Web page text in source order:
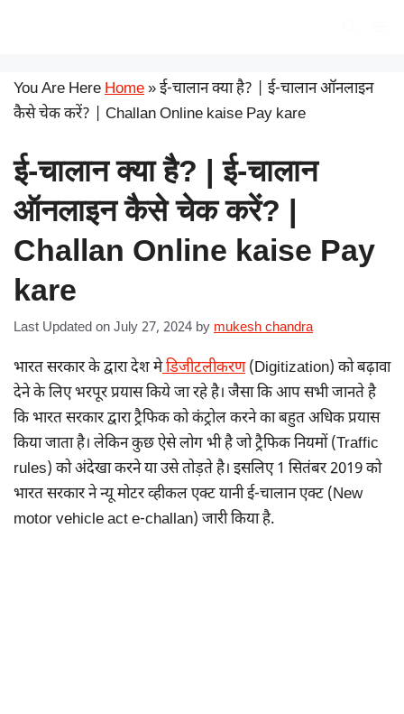
You Are HereHome»ई-चालान क्या है? | ई-चालान ऑनलाइन
कैसे चेक करें? | Challan Online kaise Pay kare
ई-चालान क्या है? | ई-चालान
ऑनलाइन कैसे चेक करें? |
Challan Online kaise Pay
kare
Last Updated on July 27, 2024 by mukesh chandra
भारत सरकार के द्वारा देश मेडिजीटलीकरण(Digitization) को बढ़ावा
देने के लिए भरपूर प्रयास किये जा रहे है। जैसा कि आप सभी जानते है
कि भारत सरकार द्वारा ट्रैफिक को कंट्रोल करने का बहुत अधिक प्रयास
किया जाता है। लेकिन कुछ ऐसे लोग भी है जो ट्रैफिक नियमों (Traffic
rules) को अंदेखा करने या उसे तोड़ते है। इसलिए 1 सितंबर 2019 को
भारत सरकार ने न्यू मोटर व्हीकल एक्ट यानी ई-चालान एक्ट (New
motor vehicle act e-challan) जारी किया है.